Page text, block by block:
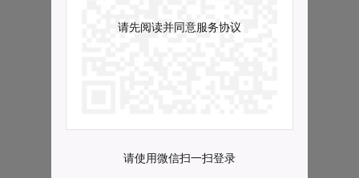
请先阅读并同意服务协议
请使用微信扫一扫登录